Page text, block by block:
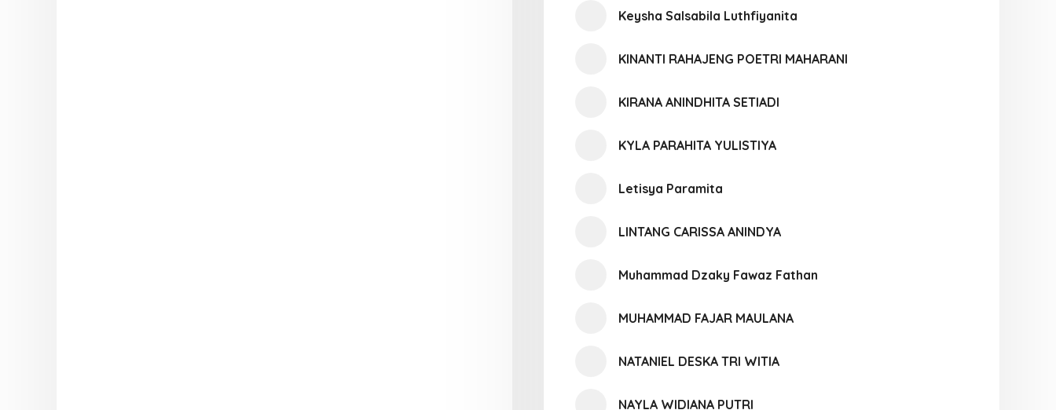
Keysha Salsabila Luthfiyanita
KINANTI RAHAJENG POETRI MAHARANI
KIRANA ANINDHITA SETIADI
KYLA PARAHITA YULISTIYA
Letisya Paramita
LINTANG CARISSA ANINDYA
Muhammad Dzaky Fawaz Fathan
MUHAMMAD FAJAR MAULANA
NATANIEL DESKA TRI WITIA
NAYLA WIDIANA PUTRI